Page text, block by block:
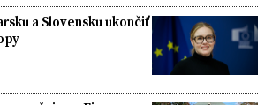
a Slovensku ukončiť